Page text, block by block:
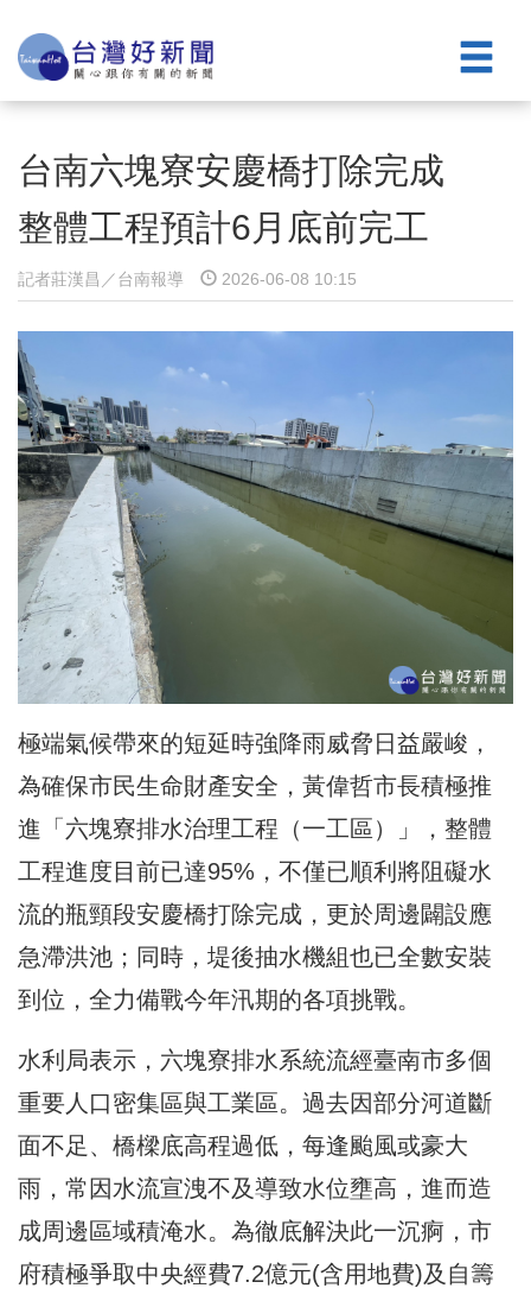
台南六塊寮安慶橋打除完成
整體工程預計6月底前完工
記者莊漢昌／台南報導 2026-06-08 10:15
極端氣候帶來的短延時強降雨威脅日益嚴峻，
為確保市民生命財產安全，黃偉哲市長積極推
進「六塊寮排水治理工程（一工區）」，整體
工程進度目前已達95%，不僅已順利將阻礙水
流的瓶頸段安慶橋打除完成，更於周邊闢設應
急滯洪池；同時，堤後抽水機組也已全數安裝
到位，全力備戰今年汛期的各項挑戰。
水利局表示，六塊寮排水系統流經臺南市多個
重要人口密集區與工業區。過去因部分河道斷
面不足、橋樑底高程過低，每逢颱風或豪大
雨，常因水流宣洩不及導致水位壅高，進而造
成周邊區域積淹水。為徹底解決此一沉痾，市
府積極爭取中央經費7.2億元(含用地費)及自籌